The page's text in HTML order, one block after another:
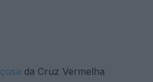
da Cruz Vermelha